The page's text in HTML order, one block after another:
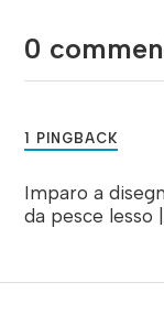
0
1 PINGBACK
Imparo a
da pesce lesso